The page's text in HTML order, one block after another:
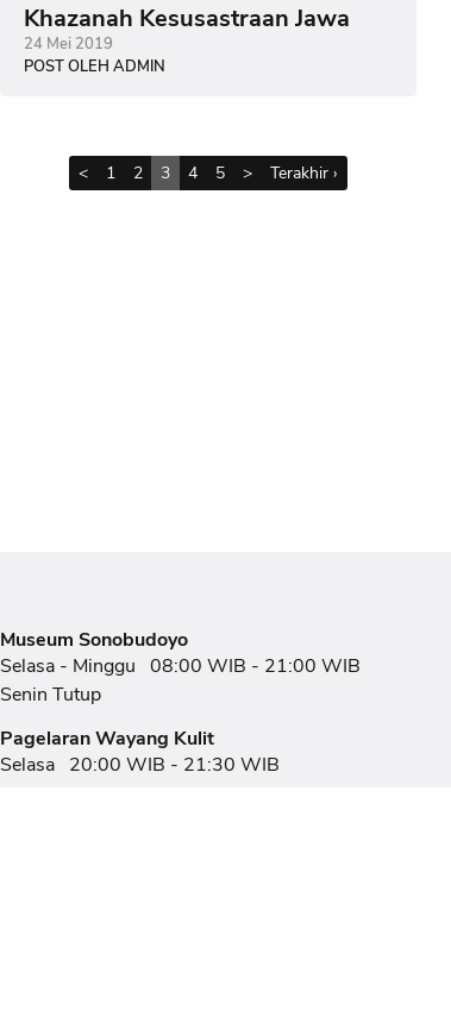
Khazanah Kesusastraan Jawa
24 Mei 2019
POST OLEH ADMIN
< 1 2 3 4 5 > Terakhir ›
Museum Sonobudoyo
Selasa - Minggu 08:00 WIB - 21:00 WIB
Senin Tutup
Pagelaran Wayang Kulit
Selasa 20:00 WIB - 21:30 WIB